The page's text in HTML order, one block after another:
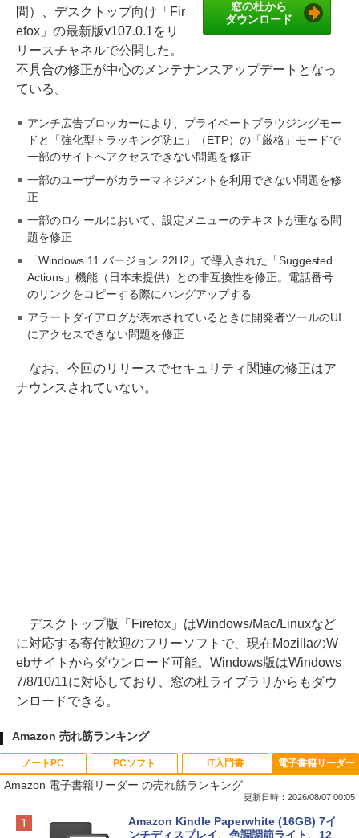
窓の杜から
ダウンロード
間）、デスクトップ向け「Fir
efox」の最新版v107.0.1をリ
リースチャネルで公開した。
不具合の修正が中心のメンテナンスアップデートとなっ
ている。
アンチ広告ブロッカーにより、プライベートブラウジングモー
ドと「強化型トラッキング防止」（ETP）の「厳格」モードで
一部のサイトへアクセスできない問題を修正
一部のユーザーがカラーマネジメントを利用できない問題を修
正
一部のロケールにおいて、設定メニューのテキストが重なる問
題を修正
「Windows 11 バージョン 22H2」で導入された「Suggested
Actions」機能（日本未提供）との非互換性を修正。電話番号
のリンクをコピーする際にハングアップする
アラートダイアログが表示されているときに開発者ツールのUI
にアクセスできない問題を修正
なお、今回のリリースでセキュリティ関連の修正はア
ナウンスされていない。
デスクトップ版「Firefox」はWindows/Mac/Linuxなど
に対応する寄付歓迎のフリーソフトで、現在MozillaのW
ebサイトからダウンロード可能。Windows版はWindows
7/8/10/11に対応しており、窓の杜ライブラリからもダウ
ンロードできる。
Amazon 売れ筋ランキング
ノートPC
Apple 2026 MacBook Neo A18 Proチッ
プ搭載13インチノートブック：AIとAppl
PCソフト
Robloxギフトカード - 800 Robux 【限
定バーチャルアイテムを含む】 【オンラ
IT入門書
生成AIパスポート公式テキスト 第４版
電子書籍リーダー
Amazon 電子書籍リーダー の売れ筋ランキング
更新日時：2026/08/07 00:05
Amazon Kindle Paperwhite (16GB) 7イ
ンチディスプレイ、色調調節ライト、12